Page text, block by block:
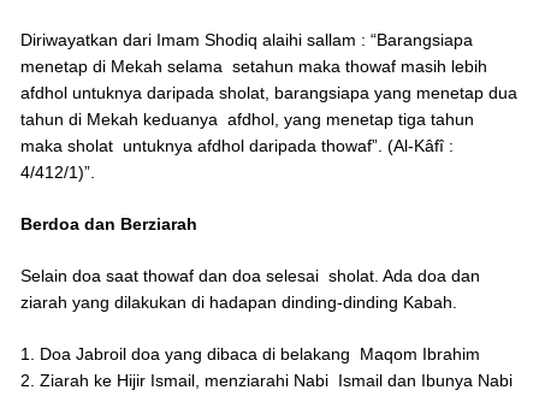
Diriwayatkan dari Imam Shodiq alaihi sallam : “Barangsiapa
menetap di Mekah selama setahun maka thowaf masih lebih
afdhol untuknya daripada sholat, barangsiapa yang menetap dua
tahun di Mekah keduanya afdhol, yang menetap tiga tahun
maka sholat untuknya afdhol daripada thowaf”. (Al-Kâfî :
4/412/1)”.
Berdoa dan Berziarah
Selain doa saat thowaf dan doa selesai sholat. Ada doa dan
ziarah yang dilakukan di hadapan dinding-dinding Kabah.
1. Doa Jabroil doa yang dibaca di belakang Maqom Ibrahim
2. Ziarah ke Hijir Ismail, menziarahi Nabi Ismail dan Ibunya Nabi